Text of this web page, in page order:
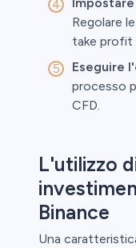
Regolare
take profit
Eseguire
processo
CFD.
L'utilizzo
Binance
Una